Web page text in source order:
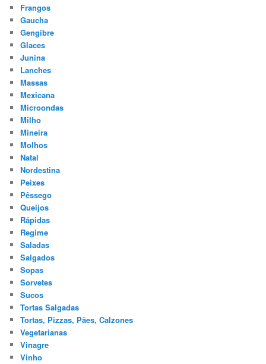
Frangos
Gaucha
Gengibre
Glaces
Junina
Lanches
Massas
Mexicana
Microondas
Milho
Mineira
Molhos
Natal
Nordestina
Peixes
Pêssego
Queijos
Rápidas
Regime
Saladas
Salgados
Sopas
Sorvetes
Sucos
Tortas Salgadas
Tortas, Pizzas, Pães, Calzones
Vegetarianas
Vinagre
Vinho